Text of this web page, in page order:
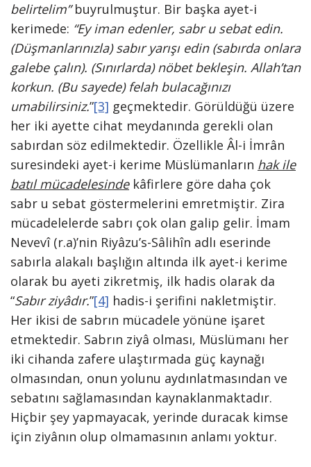
belirtelim”buyrulmuştur. Bir başka ayet-i
kerimede: “Ey iman edenler, sabr u sebat edin.
(Düşmanlarınızla) sabır yarışı edin (sabırda onlara
galebe çalın). (Sınırlarda) nöbet bekleşin. Allah’tan
korkun. (Bu sayede) felah bulacağınızı
umabilirsiniz.”[3] geçmektedir. Görüldüğü üzere
her iki ayette cihat meydanında gerekli olan
sabırdan söz edilmektedir. Özellikle Âl-i İmrân
suresindeki ayet-i kerime Müslümanların hak ile
batıl mücadelesindekâfirlere göre daha çok
sabr u sebat göstermelerini emretmiştir. Zira
mücadelelerde sabrı çok olan galip gelir. İmam
Nevevî (r.a)’nin Riyâzu’s-Sâlihîn adlı eserinde
sabırla alakalı başlığın altında ilk ayet-i kerime
olarak bu ayeti zikretmiş, ilk hadis olarak da
“Sabır ziyâdır.”[4] hadis-i şerifini nakletmiştir.
Her ikisi de sabrın mücadele yönüne işaret
etmektedir. Sabrın ziyâ olması, Müslümanı her
iki cihanda zafere ulaştırmada güç kaynağı
olmasından, onun yolunu aydınlatmasından ve
sebatını sağlamasından kaynaklanmaktadır.
Hiçbir şey yapmayacak, yerinde duracak kimse
için ziyânın olup olmamasının anlamı yoktur.